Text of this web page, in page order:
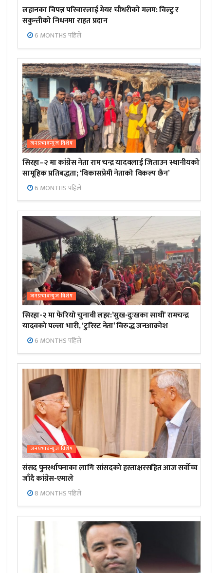
लहानका विपन्न परिवारलाई मेयर चौधरीको मलम: विल्टु र
सकुन्तीको निधनमा राहत प्रदान
6 MONTHS पहिले
जनप्रभाबन्युज विशेष
सिरहा–२ मा कांग्रेस नेता राम चन्द्र यादवलाई जिताउन स्थानीयको
सामूहिक प्रतिबद्धता; ‘विकासप्रेमी नेताको विकल्प छैन’
6 MONTHS पहिले
जनप्रभाबन्युज विशेष
सिरहा-२ मा फेरियो चुनावी लहर:’सुख-दुःखका साथी’ रामचन्द्र
यादवको पल्ला भारी, ‘टुरिस्ट नेता’ विरुद्ध जनआक्रोश
6 MONTHS पहिले
जनप्रभाबन्युज विशेष
संसद पुनर्स्थापनाका लागि सांसदको हस्ताक्षरसहित आज सर्वोच्च
जाँदै कांग्रेस-एमाले
8 MONTHS पहिले